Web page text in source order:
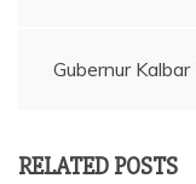
Gubernur
RELATED POSTS